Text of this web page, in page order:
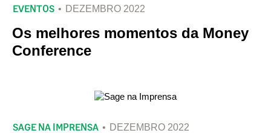
EVENTOS DEZEMBRO 2022
Os melhores momentos da Money
Conference
SAGE NA IMPRENSA DEZEMBRO 2022